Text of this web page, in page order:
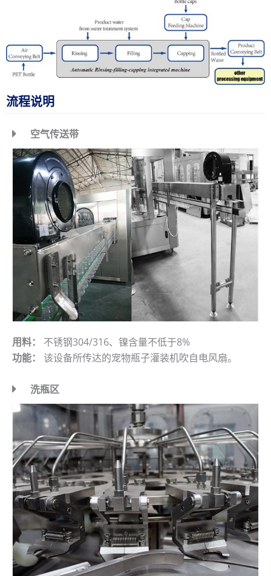
流程说明
空气传送带
用料：
不锈钢304/316、镍含量不低于8%
功能：
该设备所传达的宠物瓶子灌装机吹自电风扇。
洗瓶区